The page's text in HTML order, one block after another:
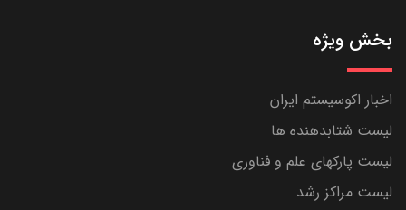
بخش ویژه
اخبار اکوسیستم ایران
لیست شتابدهنده ها
لیست پارکهای علم و فناوری
لیست مراکز رشد